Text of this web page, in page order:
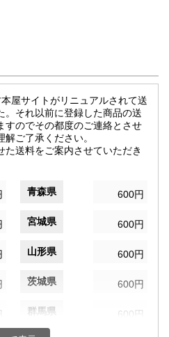
屋サイトがリニュアルされて送
。それ以前に登録した商品の送
すのでその都度のご連絡とさせ
ご了承ください。
送料をご案内させていただき
青森県 600円
宮城県 600円
山形県 600円
茨城県 600円
群馬県 600円